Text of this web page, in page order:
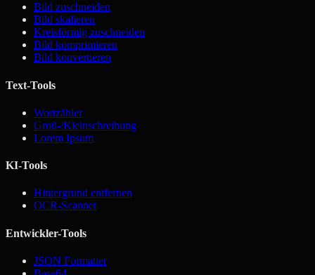
Bild zuschneiden
Bild skalieren
Kreisförmig zuschneiden
Bild komprimieren
Bild konvertieren
Text-Tools
Wortzähler
Groß-/Kleinschreibung
Lorem Ipsum
KI-Tools
Hintergrund entfernen
OCR-Scanner
Entwickler-Tools
JSON Formatter